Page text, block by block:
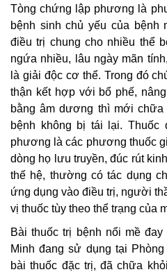
Tòng chứng lập phương là
bệnh sinh chủ yếu của bệnh
điều trị chung cho nhiều thể
ngứa nhiều, lâu ngày mãn
là giải độc cơ thể. Trong đó
thận kết hợp với bổ phế,
bằng âm dương thì mới chữa
bệnh không bị tái lại. Thuốc
phương là các phương thuốc
dòng họ lưu truyền, đúc rút
thế hệ, thường có tác dụng
ứng dụng vào điều trị, người
vị thuốc tùy theo thể trạng của
Bài thuốc trị bệnh nổi mề
Minh đang sử dụng tại
bài thuốc đặc trị, đã chữa